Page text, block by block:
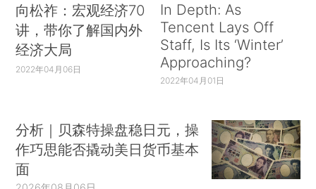
向松祚：宏观经济70
讲，带你了解国内外
经济大局
2022年04月06日
In Depth: As
Tencent Lays Off
Staff, Is Its ‘Winter’
Approaching?
2022年04月01日
分析｜贝森特操盘稳日元，操
作巧思能否撬动美日货币基本
面